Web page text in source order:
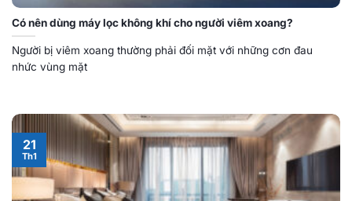
Có nên dùng máy lọc không khí cho người viêm xoang?
Người bị viêm xoang thường phải đối mặt với những cơn đau
nhức vùng mặt
21
Th1